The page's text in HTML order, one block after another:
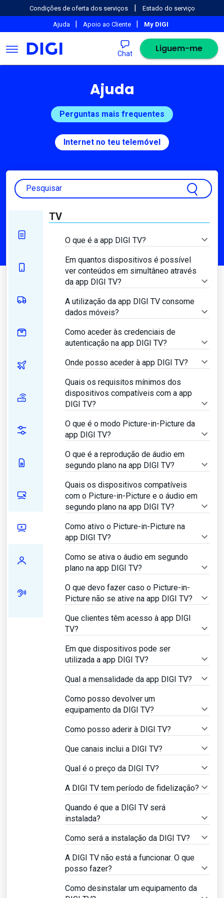
Condições de oferta dos serviços | Estado do serviço
Ajuda | Apoio ao Cliente | My DIGI
Chat Liguem-me
Ajuda
Perguntas mais frequentes
Internet no teu telemóvel
Pesquisar
TV
O que é a app DIGI TV?
Em quantos dispositivos é possível
ver conteúdos em simultâneo através
da app DIGI TV?
A utilização da app DIGI TV consome
dados móveis?
Como aceder às credenciais de
autenticação na app DIGI TV?
Onde posso aceder à app DIGI TV?
Quais os requisitos mínimos dos
dispositivos compatíveis com a app
DIGI TV?
O que é o modo Picture-in-Picture da
app DIGI TV?
O que é a reprodução de áudio em
segundo plano na app DIGI TV?
Quais os dispositivos compatíveis
com o Picture-in-Picture e o áudio em
segundo plano na app DIGI TV?
Como ativo o Picture-in-Picture na
app DIGI TV?
Como se ativa o áudio em segundo
plano na app DIGI TV?
O que devo fazer caso o Picture-in-
Picture não se ative na app DIGI TV?
Que clientes têm acesso à app DIGI
TV?
Em que dispositivos pode ser
utilizada a app DIGI TV?
Qual a mensalidade da app DIGI TV?
Como posso devolver um
equipamento da DIGI TV?
Como posso aderir à DIGI TV?
Que canais inclui a DIGI TV?
Qual é o preço da DIGI TV?
A DIGI TV tem período de fidelização?
Quando é que a DIGI TV será
instalada?
Como será a instalação da DIGI TV?
A DIGI TV não está a funcionar. O que
posso fazer?
Como desinstalar um equipamento da